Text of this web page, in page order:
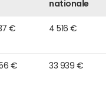
nationale
€ 4 516 €
€ 33 939 €